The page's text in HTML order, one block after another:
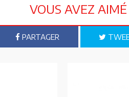
créatif dans cette institution.
de diverses manières lors
de la Fondation Arts &
plusieurs partenaires et
de la démarche des fondations
possible. En outre, la
d’ouverture. En effet, Tunisia
d'inclusion si caractéristique de
VOUS AVEZ
PARTAGER